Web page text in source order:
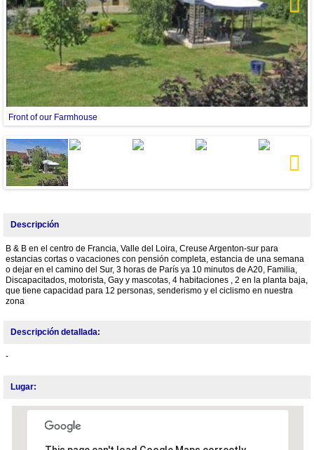
Front of our Farmhouse
Next
Descripción
B & B en el centro de Francia, Valle del Loira, Creuse Argenton-sur para
estancias cortas o vacaciones con pensión completa, estancia de una semana
o dejar en el camino del Sur, 3 horas de París ya 10 minutos de A20, Familia,
Discapacitados, motorista, Gay y mascotas, 4 habitaciones , 2 en la planta baja,
que tiene capacidad para 12 personas, senderismo y el ciclismo en nuestra
zona
Descripción detallada:
-
Lugar: